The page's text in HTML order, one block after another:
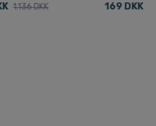
1.136 DKK 169 DKK